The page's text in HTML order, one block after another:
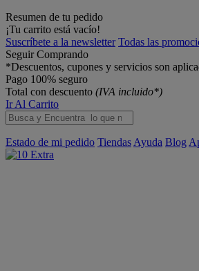
Resumen de tu pedido
¡Tu carrito está vacío!
Suscríbete a la newsletter Todas las
Seguir Comprando
*Descuentos, cupones y servicios son
Pago 100% seguro
Total con descuento (IVA incluido*)
Ir Al Carrito
Estado de mi pedido Tiendas Ayuda Blog